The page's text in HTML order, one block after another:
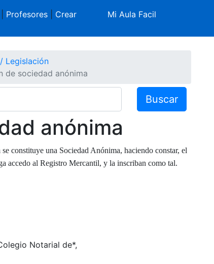
Profesores| Crear
Mi Aula Facil
Legislación
de sociedad anónima
Buscar
anónima
constituye una Sociedad Anónima, haciendo constar, el
accedo al Registro Mercantil, y la inscriban como tal.
Notarial de*,